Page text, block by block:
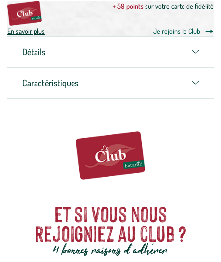
+ 59 pointssur votre carte de fidélité
En savoir plus Je rejoins le Club
Détails
Caractéristiques
Et si vous nous
rejoigniez au club ?
4 bonnes raisons d'adhérer